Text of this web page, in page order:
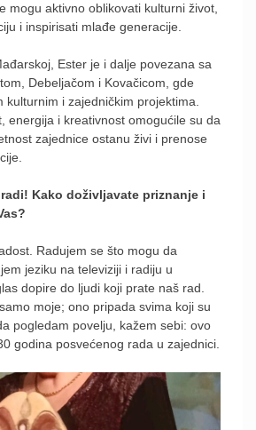
mogu aktivno oblikovati kulturni život,
i inspirisati mlađe generacije.
Ester je i dalje povezana sa
Debeljačom i Kovačicom, gde
kulturnim i zajedničkim projektima.
energija i kreativnost omogućile su da
zajednice ostanu živi i prenose
Kako doživljavate priznanje i
Radujem se što mogu da
jeziku na televiziji i radiju u
dopire do ljudi koji prate naš rad.
moje; ono pripada svima koji su
pogledam povelju, kažem sebi: ovo
godina posvećenog rada u zajednici.